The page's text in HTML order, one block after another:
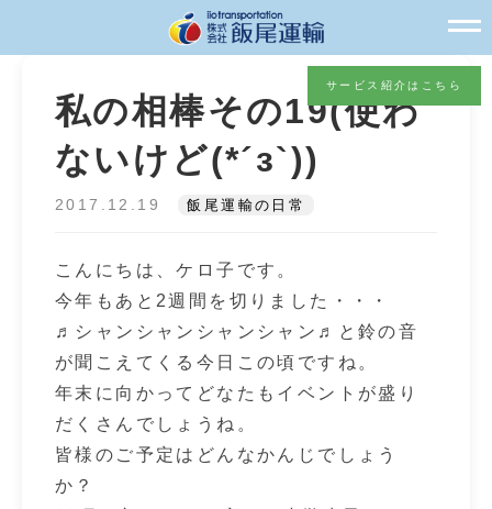
サービス紹介はこちら
私の相棒その19(使わ
ないけど(*´з`))
2017.12.19 飯尾運輸の日常
こんにちは、ケロ子です。
今年もあと2週間を切りました・・・
♬シャンシャンシャンシャン♬と鈴の音
が聞こえてくる今日この頃ですね。
年末に向かってどなたもイベントが盛り
だくさんでしょうね。
皆様のご予定はどんなかんじでしょう
か？